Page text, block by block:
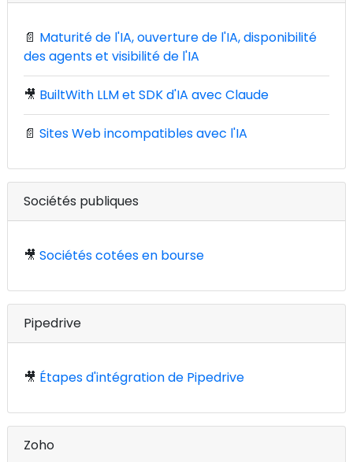
📄 Maturité de l'IA, ouverture de l'IA, disponibilité
des agents et visibilité de l'IA
🎥 BuiltWith LLM et SDK d'IA avec Claude
📄 Sites Web incompatibles avec l'IA
Sociétés publiques
🎥 Sociétés cotées en bourse
Pipedrive
🎥 Étapes d'intégration de Pipedrive
Zoho